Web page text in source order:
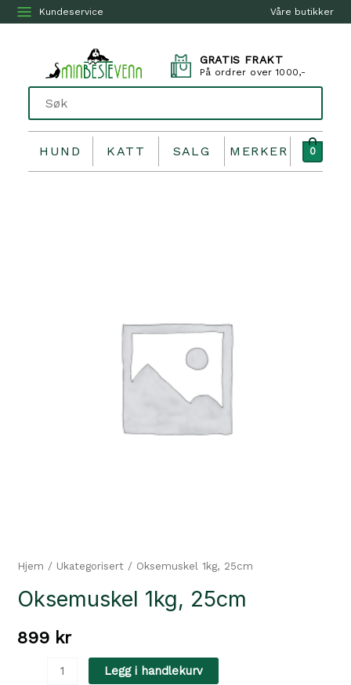
Våre butikker
Kundeservice
GRATIS FRAKT
På ordrer over 1000,-
HUND KATT SALG MERKER 0
Hjem / Ukategorisert / Oksemuskel 1kg, 25cm
Oksemuskel 1kg, 25cm
899 kr
Oksemuskel
Legg i handlekurv